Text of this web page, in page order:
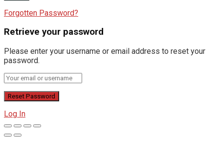
Forgotten Password?
Retrieve your password
Please enter your username or email address to reset your
password.
Log In